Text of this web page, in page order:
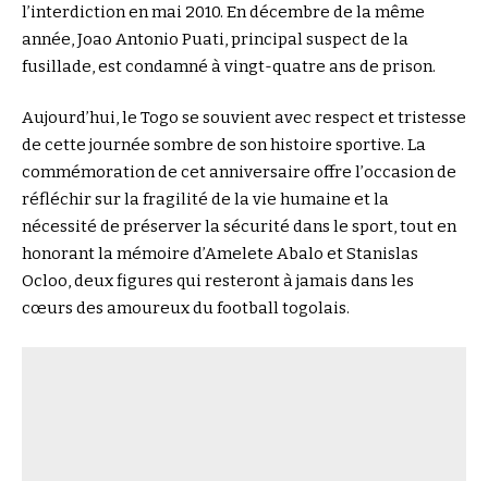
l’interdiction en mai 2010. En décembre de la même
année, Joao Antonio Puati, principal suspect de la
fusillade, est condamné à vingt-quatre ans de prison.
Aujourd’hui, le Togo se souvient avec respect et tristesse
de cette journée sombre de son histoire sportive. La
commémoration de cet anniversaire offre l’occasion de
réfléchir sur la fragilité de la vie humaine et la
nécessité de préserver la sécurité dans le sport, tout en
honorant la mémoire d’Amelete Abalo et Stanislas
Ocloo, deux figures qui resteront à jamais dans les
cœurs des amoureux du football togolais.